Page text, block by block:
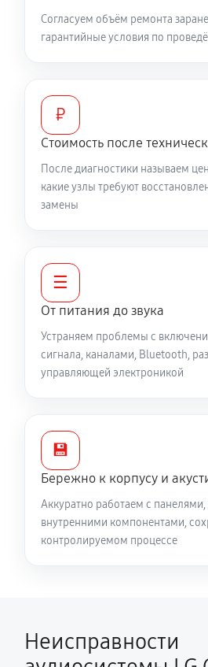
Согласуем объём ремонта
гарантийные условия по
₽
Стоимость после
После диагностики называем
какие узлы требуют
замены
☰
От питания до звука
Устраняем проблемы с
сигнала, каналами, Bluetooth,
управляющей электроникой
💾
Бережно к корпусу и
Аккуратно работаем с
внутренними компонентами,
контролируемом процессе
Неисправности